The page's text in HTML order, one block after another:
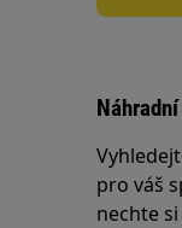
pro váš
nechte